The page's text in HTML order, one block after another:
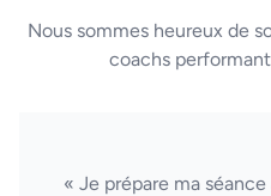
Nous sommes heureux de
coachs
« Je prépare ma